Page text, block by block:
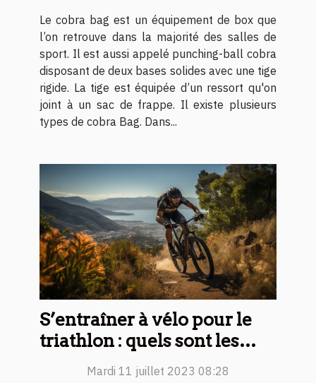
Le cobra bag est un équipement de box que
l’on retrouve dans la majorité des salles de
sport. Il est aussi appelé punching-ball cobra
disposant de deux bases solides avec une tige
rigide. La tige est équipée d’un ressort qu'on
joint à un sac de frappe. Il existe plusieurs
types de cobra Bag. Dans...
S’entraîner à vélo pour le
triathlon : quels sont les
secrets pour commencer ce
Mardi 11 juillet 2023 08:28